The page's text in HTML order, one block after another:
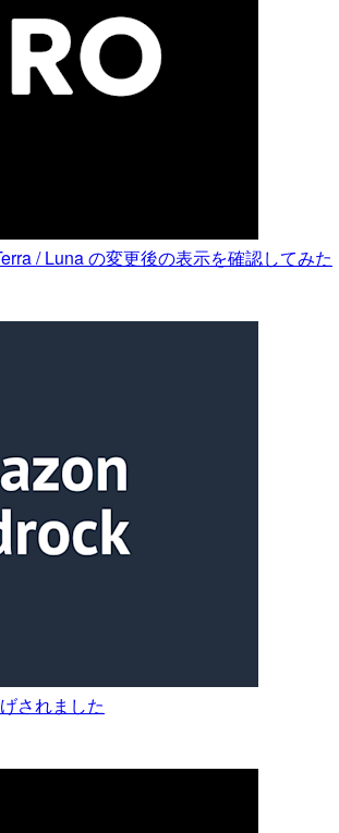
/ Luna の変更後の表示を確認してみた
されました